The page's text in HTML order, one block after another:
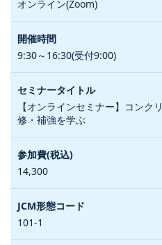
オンライン(Zoom)
9:30～16:30(受付9:00)
【オンラインセミナー】コン
修・補強を学ぶ
14,300
101-1